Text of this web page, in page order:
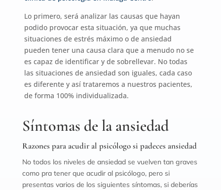
Lo primero, será analizar las causas que hayan
podido provocar esta situación, ya que muchas
situaciones de estrés máximo o de ansiedad
pueden tener una causa clara que a menudo no se
es capaz de identificar y de sobrellevar. No todas
las situaciones de ansiedad son iguales, cada caso
es diferente y así trataremos a nuestros pacientes,
de forma 100% individualizada.
Síntomas de la ansiedad
Razones para acudir al psicólogo si padeces ansiedad
No todos los niveles de ansiedad se vuelven tan graves
como pra tener que acudir al psicólogo, pero si
presentas varios de los siguientes síntomas, si deberías